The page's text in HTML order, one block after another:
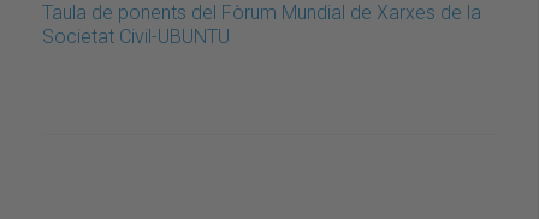
Taula de ponents del Fòrum Mundial de Xarxes de la
Societat Civil-UBUNTU